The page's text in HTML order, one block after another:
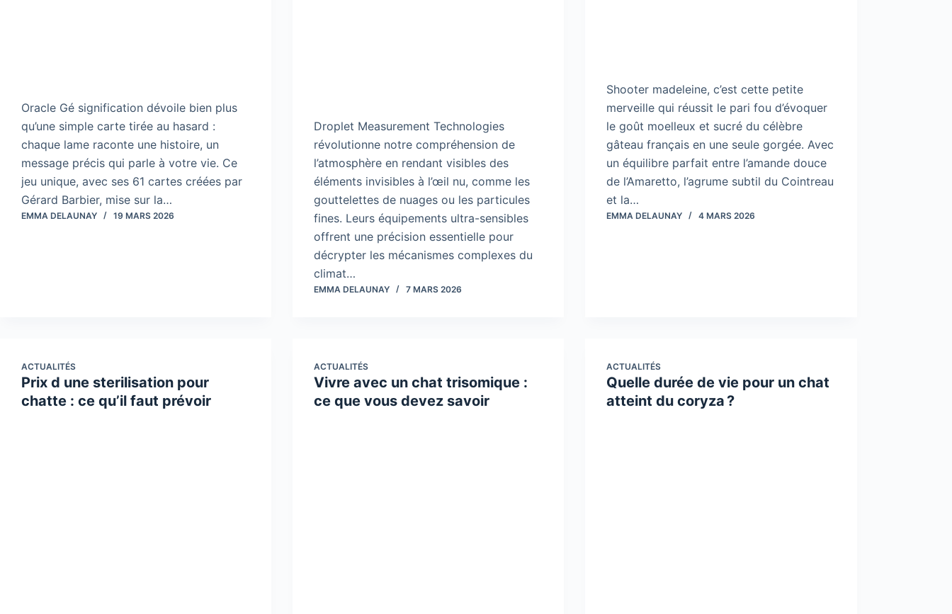
Oracle Gé signification dévoile bien plus
qu’une simple carte tirée au hasard :
chaque lame raconte une histoire, un
message précis qui parle à votre vie. Ce
jeu unique, avec ses 61 cartes créées par
Gérard Barbier, mise sur la…
EMMA DELAUNAY 19 MARS 2026
Droplet Measurement Technologies
révolutionne notre compréhension de
l’atmosphère en rendant visibles des
éléments invisibles à l’œil nu, comme les
gouttelettes de nuages ou les particules
fines. Leurs équipements ultra-sensibles
offrent une précision essentielle pour
décrypter les mécanismes complexes du
climat…
EMMA DELAUNAY 7 MARS 2026
Shooter madeleine, c’est cette petite
merveille qui réussit le pari fou d’évoquer
le goût moelleux et sucré du célèbre
gâteau français en une seule gorgée. Avec
un équilibre parfait entre l’amande douce
de l’Amaretto, l’agrume subtil du Cointreau
et la…
EMMA DELAUNAY 4 MARS 2026
ACTUALITÉS
Prix d une sterilisation pour
chatte : ce qu’il faut prévoir
ACTUALITÉS
Vivre avec un chat trisomique :
ce que vous devez savoir
ACTUALITÉS
Quelle durée de vie pour un chat
atteint du coryza ?